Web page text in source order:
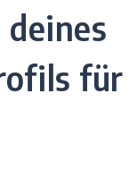
für